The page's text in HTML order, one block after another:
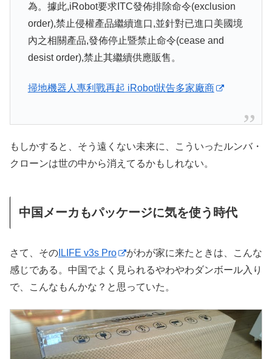
為。據此,iRobot要求ITC發佈排除命令(exclusion
order),禁止侵權產品繼續進口,並針對已進口美國境
內之相關產品,發佈停止暨禁止命令(cease and
desist order),禁止其繼續供應販售。
掃地機器人專利戰再起 iRobot狀告多家廠商
もしかすると、そう遠くない未来に、こういったルンバ・
クローンは世の中から消えてるかもしれない。
中国メーカもパッケージに気を使う時代
さて、その ILIFE v3s Pro
がわが家に来たときは、こんな
感じである。中国でよく見られるやわやわダンボール入り
で、こんなもんかな？と思っていた。